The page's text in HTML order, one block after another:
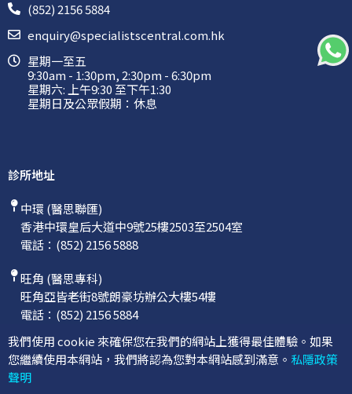
我們使用 cookie 來確保您在我們的網站上獲得最佳體驗。如果
您繼續使用本網站，我們將認為您對本網站感到滿意。 私隱政策
聲明
(852) 2156 5884
enquiry@specialistscentral.com.hk
星期一至五
9:30am - 1:30pm, 2:30pm - 6:30pm
星期六: 上午9:30 至下午1:30
星期日及公眾假期：休息
診所地址
中環 (醫思聯匯)
香港中環皇后大道中9號25樓2503至2504室
電話： (852) 2156 5888
旺角 (醫思專科)
旺角亞皆老街8號朗豪坊辦公大樓54樓
電話： (852) 2156 5884
©2026 聯匯專科中心